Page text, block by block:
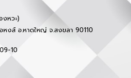
หวะ)
งส์ อ.หาดใหญ่ จ.สงขลา 90110
10